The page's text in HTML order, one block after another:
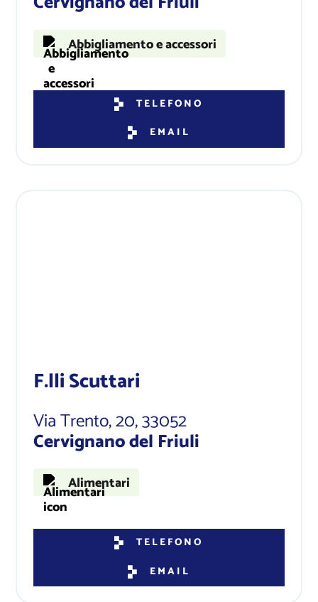
Abbigliamento e accessori
TELEFONO
EMAIL
F.lli Scuttari
Via Trento, 20, 33052
Cervignano del Friuli
Alimentari
TELEFONO
EMAIL